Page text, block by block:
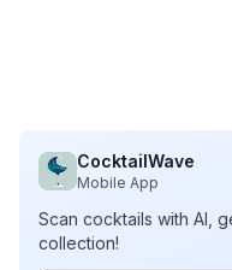
CocktailWave
Mobile App
Scan cocktails with AI,
collection!